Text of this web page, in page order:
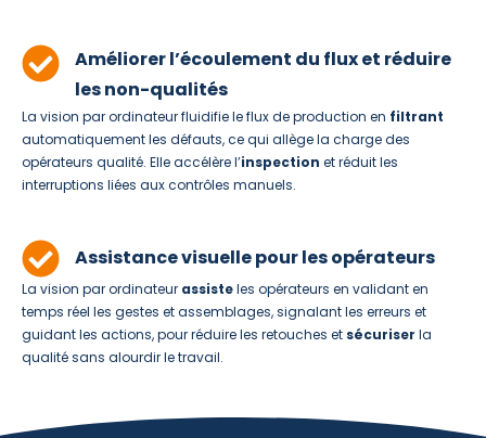
Améliorer l’écoulement du flux et réduire
les non-qualités
La vision par ordinateur fluidifie le flux de production en filtrant
automatiquement les défauts, ce qui allège la charge des
opérateurs qualité. Elle accélère l’inspection et réduit les
interruptions liées aux contrôles manuels.
Assistance visuelle pour les opérateurs
La vision par ordinateur assisteles opérateurs en validant en
temps réel les gestes et assemblages, signalant les erreurs et
guidant les actions, pour réduire les retouches et sécuriser la
qualité sans alourdir le travail.